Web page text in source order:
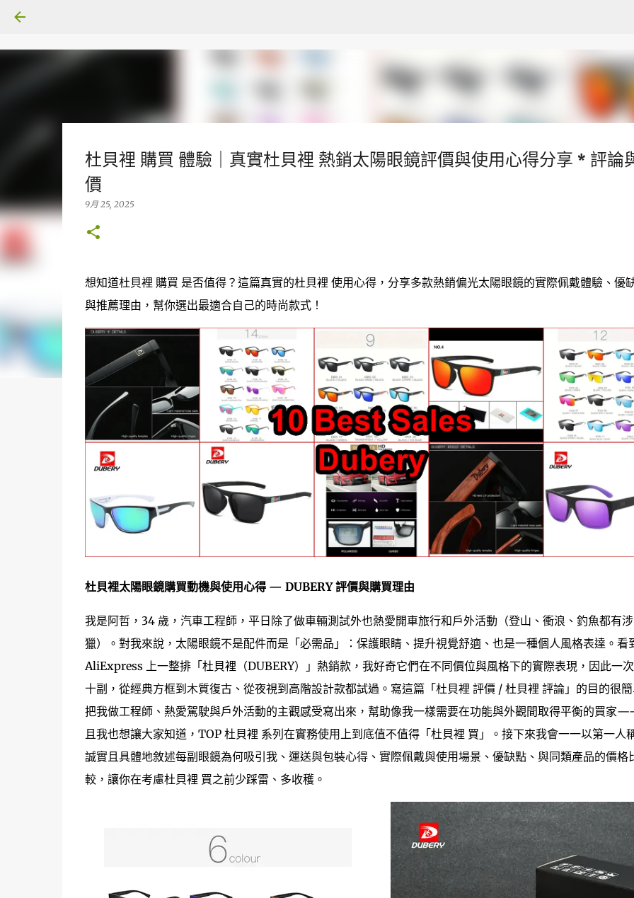
杜貝裡 購買 體驗｜真實杜貝裡 熱銷太陽眼鏡評價與使用心得分享 * 評論
價
9月 25, 2025
想知道杜貝裡 購買 是否值得？這篇真實的杜貝裡 使用心得，分享多款熱銷偏光太陽眼鏡的實際佩戴體驗、優
與推薦理由，幫你選出最適合自己的時尚款式！
杜貝裡太陽眼鏡購買動機與使用心得 — DUBERY 評價與購買理由
我是阿哲，34 歲，汽車工程師，平日除了做車輛測試外也熱愛開車旅行和戶外活動（登山、衝浪、釣魚都有涉
獵）。對我來說，太陽眼鏡不是配件而是「必需品」：保護眼睛、提升視覺舒適、也是一種個人風格表達。看
AliExpress 上一整排「杜貝裡（DUBERY）」熱銷款，我好奇它們在不同價位與風格下的實際表現，因此一
十副，從經典方框到木質復古、從夜視到高階設計款都試過。寫這篇「杜貝裡 評價 / 杜貝裡 評論」的目的很
把我做工程師、熱愛駕駛與戶外活動的主觀感受寫出來，幫助像我一樣需要在功能與外觀間取得平衡的買家
且我也想讓大家知道，TOP 杜貝裡 系列在實務使用上到底值不值得「杜貝裡 買」。接下來我會一一以第一人
誠實且具體地敘述每副眼鏡為何吸引我、運送與包裝心得、實際佩戴與使用場景、優缺點、與同類產品的價格
較，讓你在考慮杜貝裡 買之前少踩雷、多收穫。